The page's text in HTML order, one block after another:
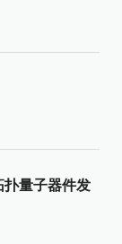
扑量子器件发